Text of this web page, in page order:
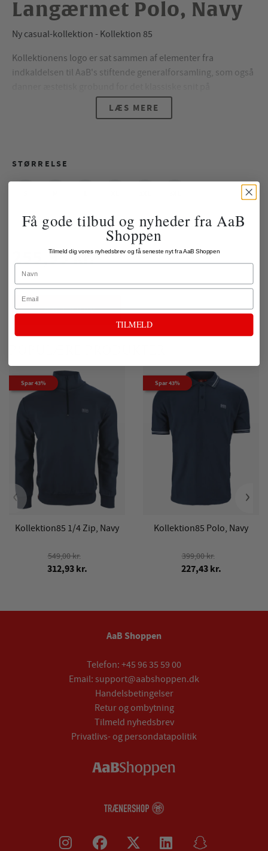
Langærmet Polo, Navy
Ny casual-kollektion - Kollektion 85
Kollektionens logo er sat sammen af elementer fra
indkaldelsen til AaB's stiftende generalforsamling, som også
kollektionen, som gør, at den både kan bruges til hverdag,
fest eller et forretningsmøde.
LÆS MERE
STØRRELSE
449,00 kr.
255,93 kr.
ekskl. fragt
LÆG I KURV
Spar 43%
Kollektion85 1/4 Zip, Navy
549,00 kr.
312,93 kr.
Spar 43%
Kollektion85 Polo, Navy
399,00 kr.
227,43 kr.
‹ ›
AaB Shoppen
Telefon: +45 96 35 59 00
Email: support@aabshoppen.dk
Handelsbetingelser
Retur og ombytning
Tilmeld nyhedsbrev
Privatlivs- og persondatapolitik
Få gode tilbud og nyheder fra AaB
Shoppen
Tilmeld dig vores nyhedsbrev og få seneste nyt fra AaB Shoppen
Name
Email
TILMELD